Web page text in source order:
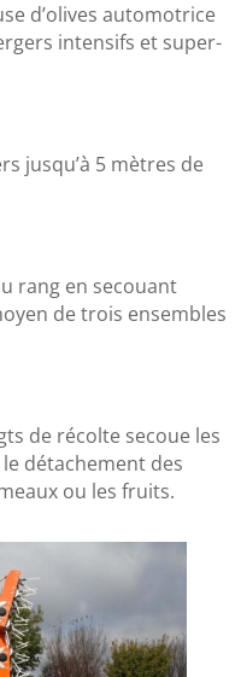
d’olives automotrice
intensifs et super-
jusqu’à 5 mètres de
rang en secouant
de trois ensembles
de récolte secoue les
détachement des
ou les fruits.